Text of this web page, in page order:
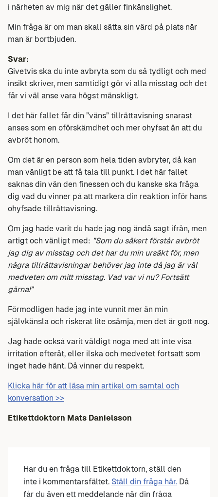
i närheten av mig när det gäller finkänslighet.
Min fråga är om man skall sätta sin värd på plats när
man är bortbjuden.
Svar:
Givetvis ska du inte avbryta som du så tydligt och med
insikt skriver, men samtidigt gör vi alla misstag och det
får vi väl anse vara högst mänskligt.
I det här fallet får din ”väns” tillrättavisning snarast
anses som en oförskämdhet och mer ohyfsat än att du
avbröt honom.
Om det är en person som hela tiden avbryter, då kan
man vänligt be att få tala till punkt. I det här fallet
saknas din vän den finessen och du kanske ska fråga
dig vad du vinner på att markera din reaktion inför hans
ohyfsade tillrättavisning.
Om jag hade varit du hade jag nog ändå sagt ifrån, men
artigt och vänligt med: ”Som du säkert förstår avbröt
jag dig av misstag och det har du min ursäkt för, men
några tillrättavisningar behöver jag inte då jag är väl
medveten om mitt misstag. Vad var vi nu? Fortsätt
gärna!”
Förmodligen hade jag inte vunnit mer än min
självkänsla och riskerat lite osämja, men det är gott nog.
Jag hade också varit väldigt noga med att inte visa
irritation efteråt, eller ilska och medvetet fortsatt som
inget hade hänt. Då vinner du respekt.
Klicka här för att läsa min artikel om samtal och
konversation >>
Etikettdoktorn Mats Danielsson
Har du en fråga till Etikettdoktorn, ställ den
inte i kommentarsfältet. Ställ din fråga här. Då
får du även ett meddelande när din fråga